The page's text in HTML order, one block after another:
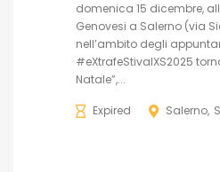
domenica 15 dicembre,
Genovesi a Salerno (via
nell’ambito degli
#eXtrafeStivalXS2025
Natale”,...
Expired Salerno